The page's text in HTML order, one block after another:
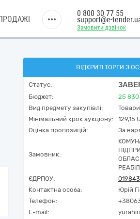
Замовити дзвінок
0 800 30 77 55
support@e-
ВІДКРИТІ ТОРГИ З
Статус:
Бюджет: 25 830
Вид предмету закупівлі:
Товари
Мінімальний крок аукціону:
129,15
Оцінка пропозицій:
За
Замовник:
ЄДРПОУ:
Контактна особа:
Юрій
Телефон:
E-mail: